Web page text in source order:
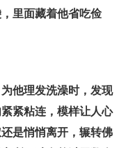
里面藏着他省吃俭
他理发洗澡时，发现
紧粘连，模样让人心
是悄悄离开，辗转佛